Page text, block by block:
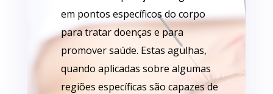
em pontos específicos do corpo
para tratar doenças e para
promover saúde. Estas agulhas,
quando aplicadas sobre algumas
regiões específicas são capazes de